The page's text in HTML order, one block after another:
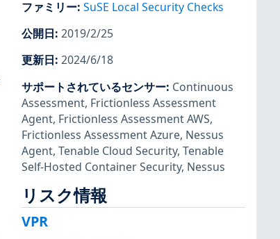
ファミリー: SuSE Local Security Checks
公開日: 2019/2/25
更新日: 2024/6/18
サポートされているセンサー: Continuous
Assessment, Frictionless Assessment
Agent, Frictionless Assessment AWS,
Frictionless Assessment Azure, Nessus
Agent, Tenable Cloud Security, Tenable
Self-Hosted Container Security, Nessus
リスク情報
VPR